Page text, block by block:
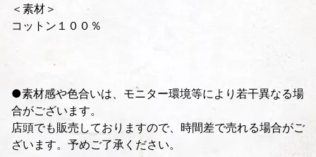
＜素材＞
コットン１００％
●素材感や色合いは、モニター環境等により若干異なる場
合がございます。
店頭でも販売しておりますので、時間差で売れる場合がご
ざいます。予めご了承ください。